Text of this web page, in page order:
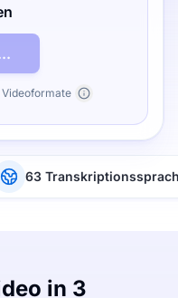
63
in 3